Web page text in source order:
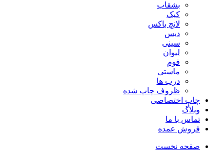
بشقاب
کیک
لانچ باکس
دیس
سینی
لیوان
فوم
ماستی
درب ها
ظروف چاپ شده
چاپ اختصاصی
وبلاگ
تماس با ما
فروش عمده
صفحه نخست